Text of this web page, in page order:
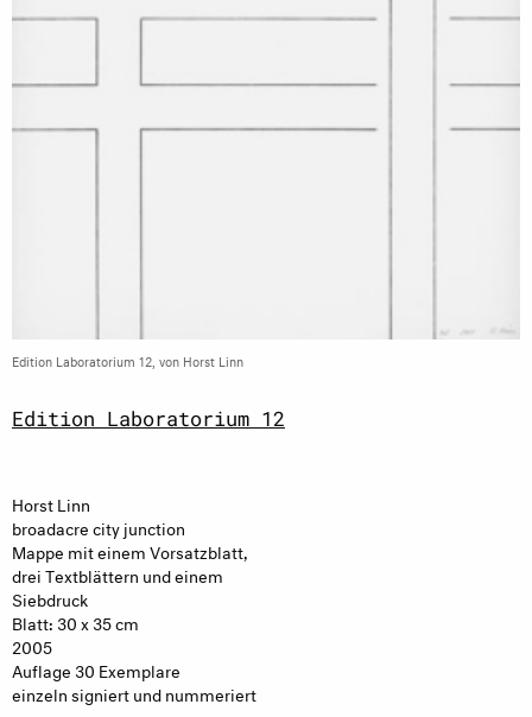
Edition Laboratorium 12, von Horst Linn
Edition Laboratorium 12
Horst Linn
broadacre city junction
Mappe mit einem Vorsatzblatt,
drei Textblättern und einem
Siebdruck
Blatt: 30 x 35 cm
2005
Auflage 30 Exemplare
einzeln signiert und nummeriert